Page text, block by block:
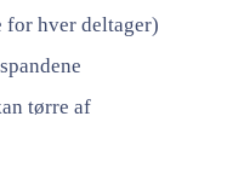
for hver deltager)
tørre af